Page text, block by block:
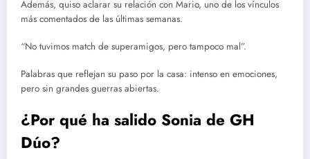
Además, quiso aclarar su relación con Mario, uno de los vínculos
más comentados de las últimas semanas.
“No tuvimos match de superamigos, pero tampoco mal”.
Palabras que reflejan su paso por la casa: intenso en emociones,
pero sin grandes guerras abiertas.
¿Por qué ha salido Sonia de GH
Dúo?